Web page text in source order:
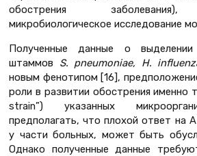
обострения заболевания),
микробиологическое исследование
Полученные данные о
штаммов S. pneumoniae, H.
новым фенотипом [16],
роли в развитии обострения именно
strain”) указанных
предполагать, что плохой ответ на
у части больных, может быть
Однако полученные данные